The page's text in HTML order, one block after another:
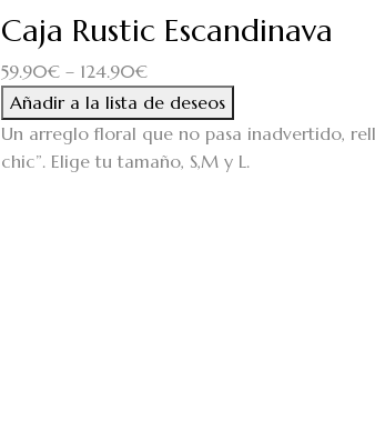
Caja Rustic Escandinava
59.90€– 124.90€
Añadir a la lista de deseos
Un arreglo floral que no pasa inadvertido,
chic”. Elige tu tamaño, S,M y L.